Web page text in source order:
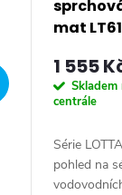
mat
1 555
Skladem
centrále
Série
pohled na